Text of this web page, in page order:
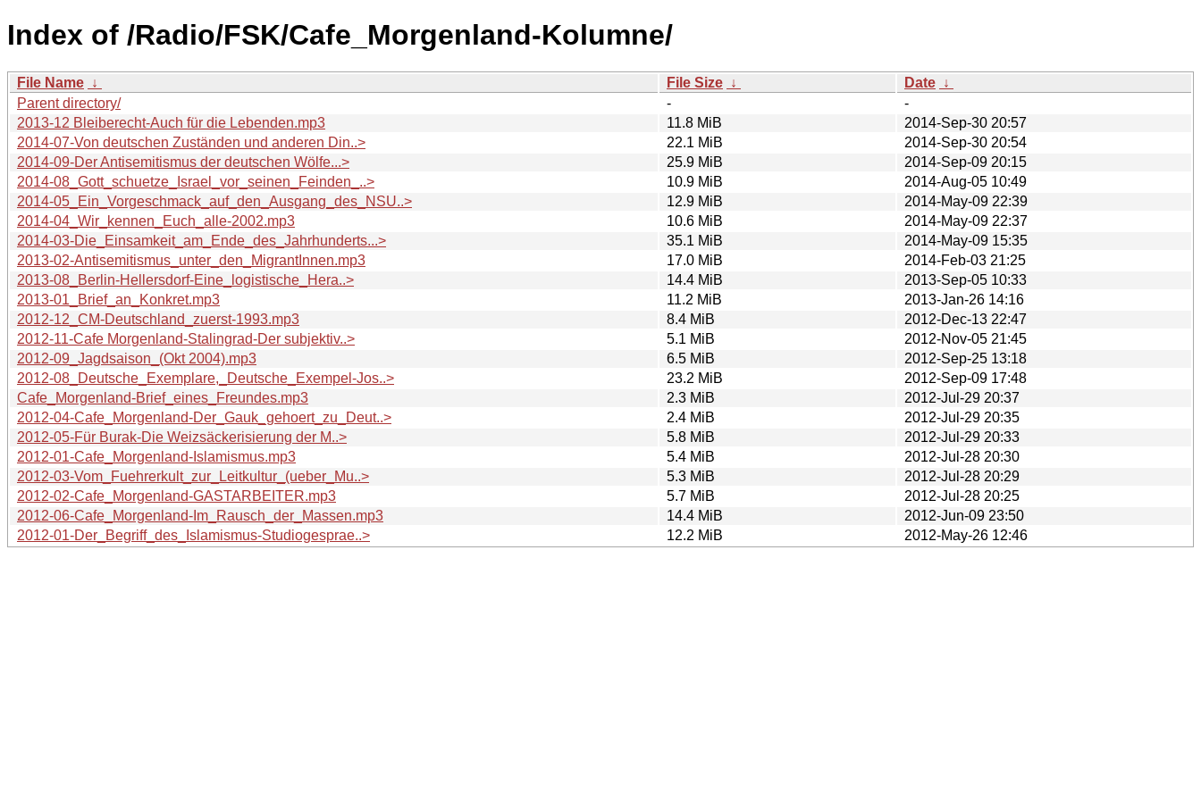
Index of /Radio/FSK/Cafe_Morgenland-Kolumne/
File Name ↓ File Size ↓ Date ↓
Parent directory/
-
-
2013-12 Bleiberecht-Auch für die Lebenden.mp3
11.8 MiB
2014-Sep-30 20:57
2014-07-Von deutschen Zuständen und anderen Din..>
22.1 MiB
2014-Sep-30 20:54
2014-09-Der Antisemitismus der deutschen Wölfe...>
25.9 MiB
2014-Sep-09 20:15
2014-08_Gott_schuetze_Israel_vor_seinen_Feinden_..>
10.9 MiB
2014-Aug-05 10:49
2014-05_Ein_Vorgeschmack_auf_den_Ausgang_des_NSU..>
12.9 MiB
2014-May-09 22:39
2014-04_Wir_kennen_Euch_alle-2002.mp3
10.6 MiB
2014-May-09 22:37
2014-03-Die_Einsamkeit_am_Ende_des_Jahrhunderts...>
35.1 MiB
2014-May-09 15:35
2013-02-Antisemitismus_unter_den_MigrantInnen.mp3
17.0 MiB
2014-Feb-03 21:25
2013-08_Berlin-Hellersdorf-Eine_logistische_Hera..>
14.4 MiB
2013-Sep-05 10:33
2013-01_Brief_an_Konkret.mp3
11.2 MiB
2013-Jan-26 14:16
2012-12_CM-Deutschland_zuerst-1993.mp3
8.4 MiB
2012-Dec-13 22:47
2012-11-Cafe Morgenland-Stalingrad-Der subjektiv..>
5.1 MiB
2012-Nov-05 21:45
2012-09_Jagdsaison_(Okt 2004).mp3
6.5 MiB
2012-Sep-25 13:18
2012-08_Deutsche_Exemplare,_Deutsche_Exempel-Jos..>
23.2 MiB
2012-Sep-09 17:48
Cafe_Morgenland-Brief_eines_Freundes.mp3
2.3 MiB
2012-Jul-29 20:37
2012-04-Cafe_Morgenland-Der_Gauk_gehoert_zu_Deut..>
2.4 MiB
2012-Jul-29 20:35
2012-05-Für Burak-Die Weizsäckerisierung der M..>
5.8 MiB
2012-Jul-29 20:33
2012-01-Cafe_Morgenland-Islamismus.mp3
5.4 MiB
2012-Jul-28 20:30
2012-03-Vom_Fuehrerkult_zur_Leitkultur_(ueber_Mu..>
5.3 MiB
2012-Jul-28 20:29
2012-02-Cafe_Morgenland-GASTARBEITER.mp3
5.7 MiB
2012-Jul-28 20:25
2012-06-Cafe_Morgenland-Im_Rausch_der_Massen.mp3
14.4 MiB
2012-Jun-09 23:50
2012-01-Der_Begriff_des_Islamismus-Studiogesprae..>
12.2 MiB 2012-May-26 12:46